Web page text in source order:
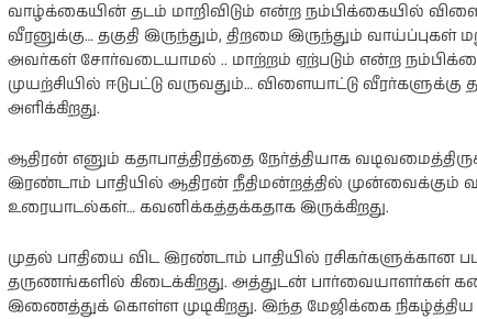
வாழ்க்கையின் தடம் மாறிவிடும் என்ற நம்பிக்கையில்
வீரனுக்கு… தகுதி இருந்தும், திறமை இருந்தும் வாய்ப்புகள்
அவர்கள் சோர்வடையாமல் .. மாற்றம் ஏற்படும் என்ற
முயற்சியில் ஈடுபட்டு வருவதும்… விளையாட்டு
அளிக்கிறது.
ஆதிரன் எனும் கதாபாத்திரத்தை நேர்த்தியாக
இரண்டாம் பாதியில் ஆதிரன் நீதிமன்றத்தில் முன்வைக்கும்
உரையாடல்கள்… கவனிக்கத்தக்கதாக இருக்கிறது.
முதல் பாதியை விட இரண்டாம் பாதியில் ரசிகர்களுக்கான
தருணங்களில் கிடைக்கிறது. அத்துடன் பார்வையாளர்கள்
இணைத்துக் கொள்ள முடிகிறது. இந்த மேஜிக்கை நிகழ்த்திய